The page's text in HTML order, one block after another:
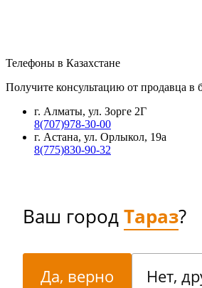
Телефоны в Казахстане
Получите консультацию от продавца в
г. Алматы, ул. Зорге 2Г
8(707)978-30-00
г. Астана, ул. Орлыкол, 19а
8(775)830-90-32
Ваш городТараз?
Да, верно Нет,